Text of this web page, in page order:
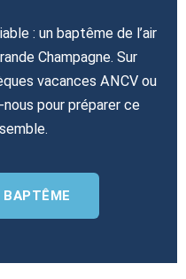
: un baptême de l’air
Champagne. Sur
vacances ANCV ou
pour préparer ce
BAPTÊME